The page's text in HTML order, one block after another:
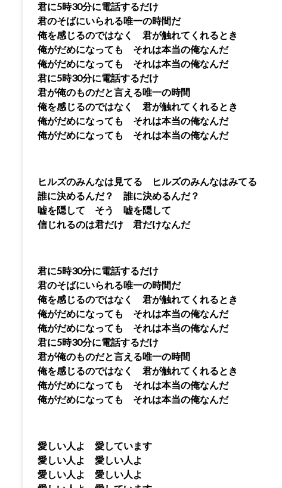
君に5時30分に電話するだけ
君のそばにいられる唯一の時間だ
俺を感じるのではなく 君が触れてくれるとき
俺がだめになっても それは本当の俺なんだ
俺がだめになっても それは本当の俺なんだ
君に5時30分に電話するだけ
君が俺のものだと言える唯一の時間
俺を感じるのではなく 君が触れてくれるとき
俺がだめになっても それは本当の俺なんだ
俺がだめになっても それは本当の俺なんだ
ヒルズのみんなは見てる ヒルズのみんなはみてる
誰に決めるんだ？ 誰に決めるんだ？
嘘を隠して そう 嘘を隠して
信じれるのは君だけ 君だけなんだ
君に5時30分に電話するだけ
君のそばにいられる唯一の時間だ
俺を感じるのではなく 君が触れてくれるとき
俺がだめになっても それは本当の俺なんだ
俺がだめになっても それは本当の俺なんだ
君に5時30分に電話するだけ
君が俺のものだと言える唯一の時間
俺を感じるのではなく 君が触れてくれるとき
俺がだめになっても それは本当の俺なんだ
俺がだめになっても それは本当の俺なんだ
愛しい人よ 愛しています
愛しい人よ 愛しい人よ
愛しい人よ 愛しい人よ